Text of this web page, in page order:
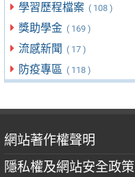
學習歷程檔案 ( 108 )
獎助學金 ( 169 )
流感新聞 ( 17 )
防疫專區 ( 118 )
網站著作權聲明
隱私權及網站安全政策